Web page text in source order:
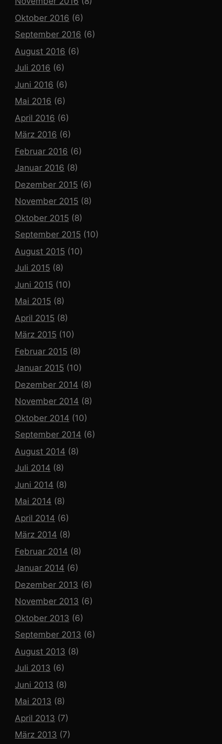
Oktober 2016 (6)
September 2016 (6)
August 2016 (6)
Juli 2016 (6)
Juni 2016 (6)
Mai 2016 (6)
April 2016 (6)
März 2016 (6)
Februar 2016 (6)
Januar 2016 (8)
Dezember 2015 (6)
November 2015 (8)
Oktober 2015 (8)
September 2015 (10)
August 2015 (10)
Juli 2015 (8)
Juni 2015 (10)
Mai 2015 (8)
April 2015 (8)
März 2015 (10)
Februar 2015 (8)
Januar 2015 (10)
Dezember 2014 (8)
November 2014 (8)
Oktober 2014 (10)
September 2014 (6)
August 2014 (8)
Juli 2014 (8)
Juni 2014 (8)
Mai 2014 (8)
April 2014 (6)
März 2014 (8)
Februar 2014 (8)
Januar 2014 (6)
Dezember 2013 (6)
November 2013 (6)
Oktober 2013 (6)
September 2013 (6)
August 2013 (8)
Juli 2013 (6)
Juni 2013 (8)
Mai 2013 (8)
April 2013 (7)
März 2013 (7)